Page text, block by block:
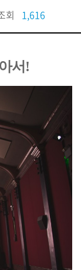
회 1,616
서!